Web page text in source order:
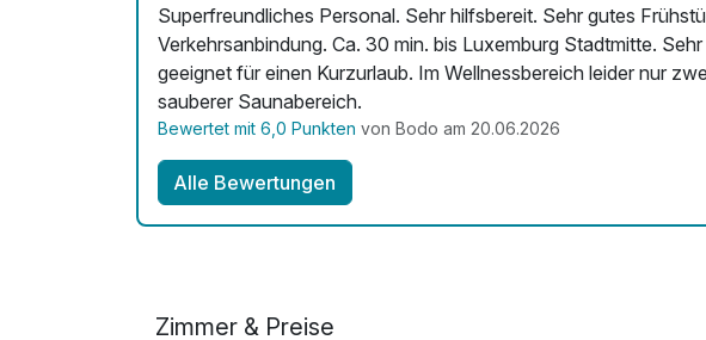
Superfreundliches Personal. Sehr hilfsbereit. Sehr gutes
Verkehrsanbindung. Ca. 30 min. bis Luxemburg Stadtmitte.
geeignet für einen Kurzurlaub. Im Wellnessbereich leider nur
sauberer Saunabereich.
Bewertet mit 6,0 Punkten von Bodo am 20.06.2026
Alle Bewertungen
Zimmer & Preise